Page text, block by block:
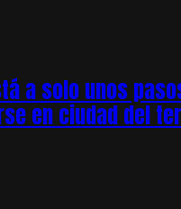
a solo unos
en ciudad del